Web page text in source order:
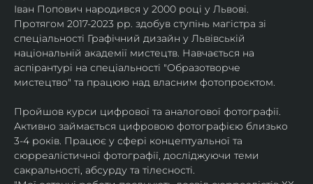
Іван Попович народився у 2000 році у Львові.
Протягом 2017-2023 рр. здобув ступінь магістра зі
спеціальності Графічний дизайн у Львівській
національній академії мистецтв. Навчається на
аспірантурі на спеціальності "Образотворче
мистецтво" та працюю над власним фотопроєктом.
Пройшов курси цифрової та аналогової фотографії.
Активно займається цифровою фотографією близько
3-4 років. Працює у сфері концептуальної та
сюрреалістичної фотографії, досліджуючи теми
сакральності, абсурду та тілесності.